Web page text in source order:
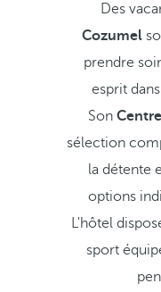
Des
Cozumel
prendre
esprit
Son
sélection
la détente
options
L'hôtel
sport